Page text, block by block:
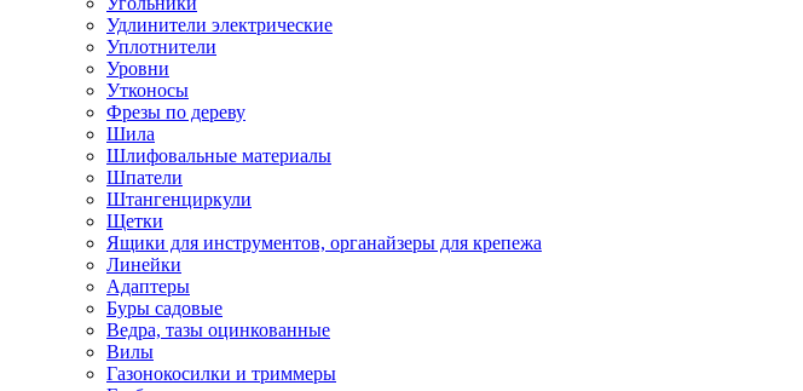
Удлинители электрические
Уплотнители
Уровни
Утконосы
Фрезы по дереву
Шила
Шлифовальные материалы
Шпатели
Штангенциркули
Щетки
Ящики для инструментов, органайзеры для крепежа
Линейки
Адаптеры
Буры садовые
Ведра, тазы оцинкованные
Вилы
Газонокосилки и триммеры